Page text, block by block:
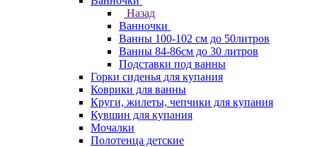
Назад
Ванночки
Ванны 100-102 см до 50литров
Ванны 84-86см до 30 литров
Подставки под ванны
Горки сиденья для купания
Коврики для ванны
Круги, жилеты, чепчики для купания
Кувшин для купания
Мочалки
Полотенца детские